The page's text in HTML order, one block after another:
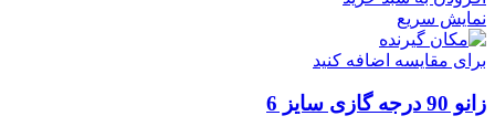
نمایش سریع
برای مقایسه اضافه کنید
زانو 90 درجه گازی سایز 6